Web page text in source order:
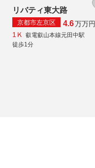
リバティ東大路
京都市左京区 4.6万万円
1Ｋ
叡電叡山本線元田中駅
徒歩1分